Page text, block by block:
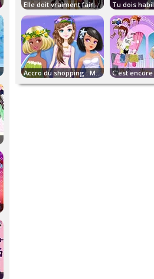
Elle doit vraiment faire du vide!
Accro du shopping : Mannequins de plage